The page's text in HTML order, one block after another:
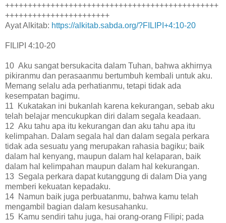
+++++++++++++++++++++++++++++++++++++++++++++++
+++++++++++++++++++++++
Ayat Alkitab: https://alkitab.sabda.org/?FILIPI+4:10-20
FILIPI 4:10-20
10 Aku sangat bersukacita dalam Tuhan, bahwa akhirnya
pikiranmu dan perasaanmu bertumbuh kembali untuk aku.
Memang selalu ada perhatianmu, tetapi tidak ada
kesempatan bagimu.
11 Kukatakan ini bukanlah karena kekurangan, sebab aku
telah belajar mencukupkan diri dalam segala keadaan.
12 Aku tahu apa itu kekurangan dan aku tahu apa itu
kelimpahan. Dalam segala hal dan dalam segala perkara
tidak ada sesuatu yang merupakan rahasia bagiku; baik
dalam hal kenyang, maupun dalam hal kelaparan, baik
dalam hal kelimpahan maupun dalam hal kekurangan.
13 Segala perkara dapat kutanggung di dalam Dia yang
memberi kekuatan kepadaku.
14 Namun baik juga perbuatanmu, bahwa kamu telah
mengambil bagian dalam kesusahanku.
15 Kamu sendiri tahu juga, hai orang-orang Filipi; pada